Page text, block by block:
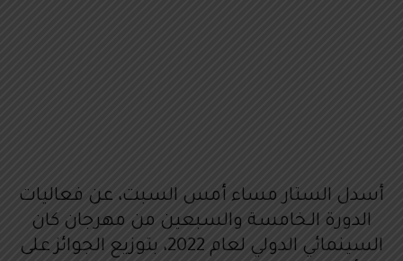
أسدل الستار مساء أمس السبت، عن فعاليات
الدورة الـخامسة والسبعين من مهرجان كان
السينمائي الدولي لعام 2022، بتوزيع الجوائز على